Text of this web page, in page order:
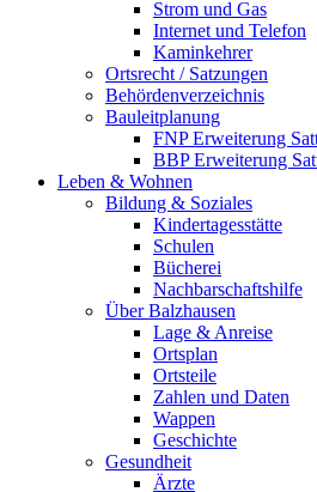
Strom und Gas
Internet und Telefon
Kaminkehrer
Ortsrecht / Satzungen
Behördenverzeichnis
Bauleitplanung
FNP Erweiterung
BBP Erweiterung
Leben & Wohnen
Bildung & Soziales
Kindertagesstätte
Schulen
Bücherei
Nachbarschaftshilfe
Über Balzhausen
Lage & Anreise
Ortsplan
Ortsteile
Zahlen und Daten
Wappen
Geschichte
Gesundheit
Ärzte